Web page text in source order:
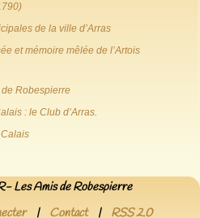
de la ville d’Arras
et mémoire mêlée de l’Artois
Robespierre
: le Club d’Arras.
Les Amis de Robespierre
| Contact | RSS 2.0